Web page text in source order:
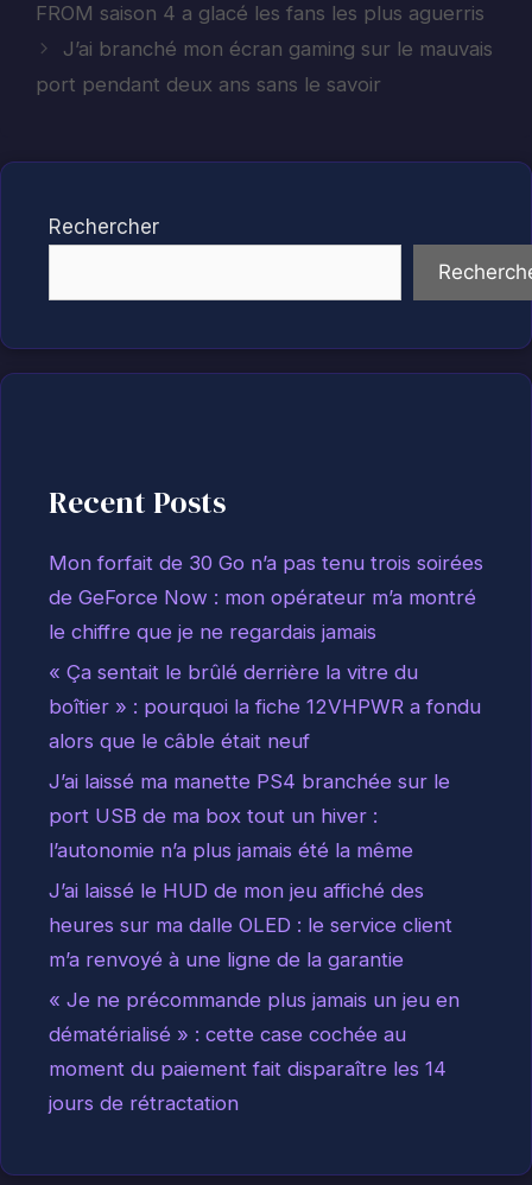
FROM saison 4 a glacé les fans les plus aguerris
J’ai branché mon écran gaming sur le mauvais
port pendant deux ans sans le savoir
Rechercher
Recent Posts
Mon forfait de 30 Go n’a pas tenu trois soirées
de GeForce Now : mon opérateur m’a montré
le chiffre que je ne regardais jamais
« Ça sentait le brûlé derrière la vitre du
boîtier » : pourquoi la fiche 12VHPWR a fondu
alors que le câble était neuf
J’ai laissé ma manette PS4 branchée sur le
port USB de ma box tout un hiver :
l’autonomie n’a plus jamais été la même
J’ai laissé le HUD de mon jeu affiché des
heures sur ma dalle OLED : le service client
m’a renvoyé à une ligne de la garantie
« Je ne précommande plus jamais un jeu en
dématérialisé » : cette case cochée au
moment du paiement fait disparaître les 14
jours de rétractation